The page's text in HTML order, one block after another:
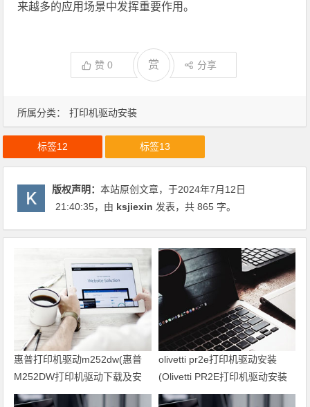
所属分类： 打印机驱动安装
来越多的应用场景中发挥重要作用。
赞0 赏 分享
标签12 标签13
版权声明：本站原创文章，于2024年7月12日
21:40:35，由 ksjiexin 发表，共 865 字。
惠普打印机驱动m252dw(惠普
M252DW打印机驱动下载及安
装方法)
olivetti pr2e打印机驱动安装
(Olivetti PR2E打印机驱动安装
步骤)